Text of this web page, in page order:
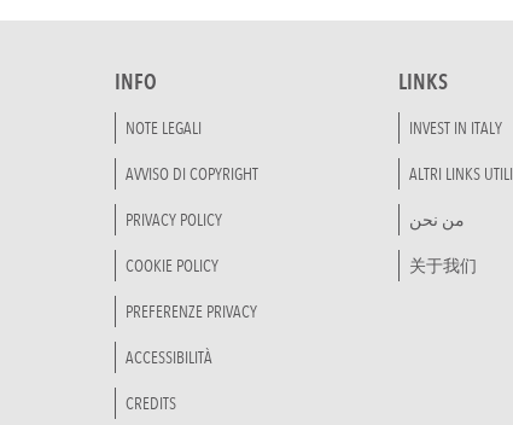
INFO
NOTE LEGALI
AVVISO DI COPYRIGHT
PRIVACY POLICY
COOKIE POLICY
PREFERENZE PRIVACY
ACCESSIBILITÀ
CREDITS
LINKS
INVEST IN ITALY
ALTRI LINKS UTILI
من نحن
关于我们